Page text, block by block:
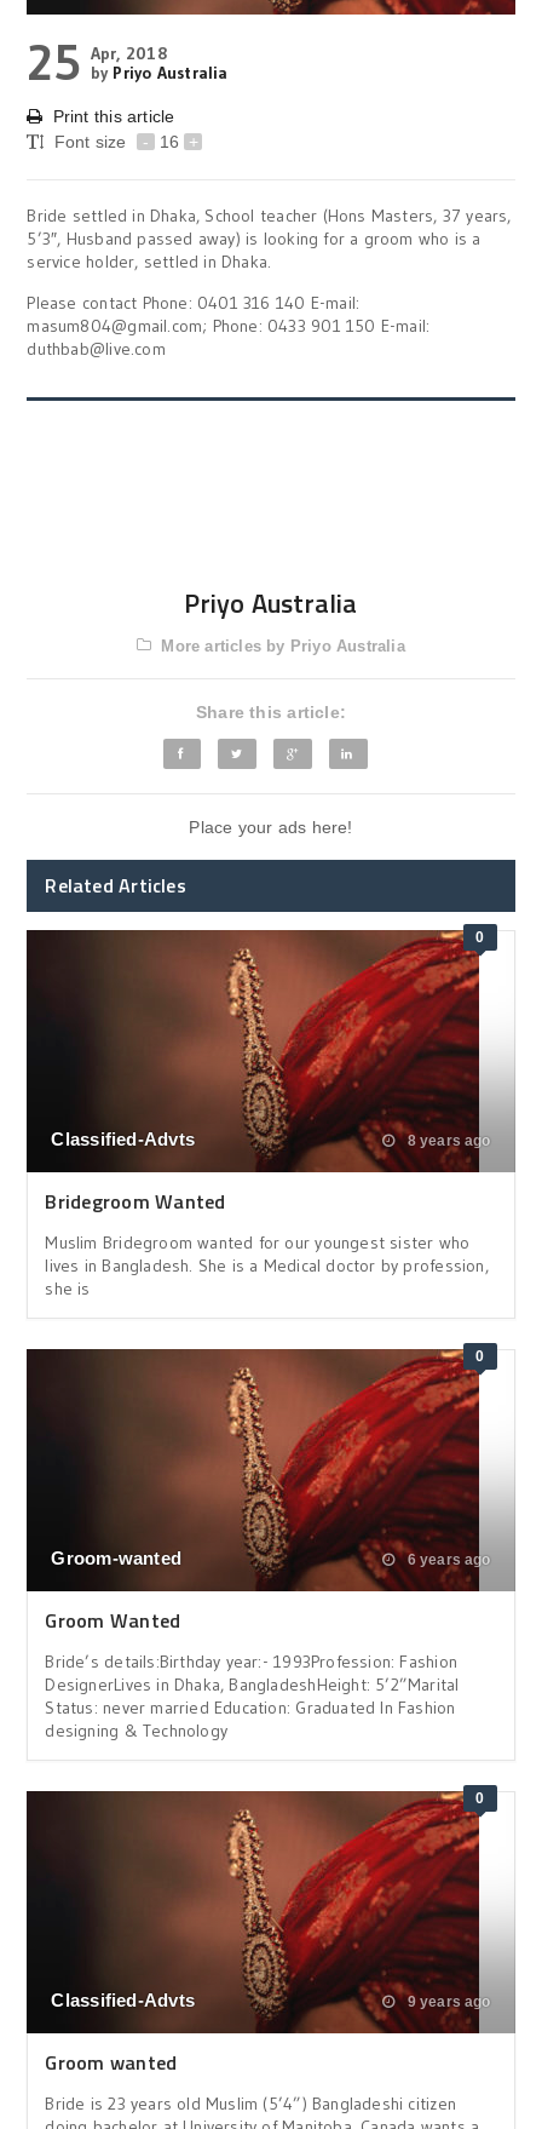
25 Apr, 2018
by Priyo Australia
Print this article
Font size
- 16 +
Bride settled in Dhaka, School teacher (Hons Masters, 37 years,
5’3″, Husband passed away) is looking for a groom who is a
service holder, settled in Dhaka.
Please contact Phone: 0401 316 140 E-mail:
masum804@gmail.com; Phone: 0433 901 150 E-mail:
duthbab@live.com
Priyo Australia
More articles by Priyo Australia
Share this article:
Place your ads here!
Related Articles
0
Classified-Advts 8 years ago
Bridegroom Wanted
Muslim Bridegroom wanted for our youngest sister who
lives in Bangladesh. She is a Medical doctor by profession,
she is
0
Groom-wanted 6 years ago
Groom Wanted
Bride’s details:Birthday year:- 1993Profession: Fashion
DesignerLives in Dhaka, BangladeshHeight: 5’2”Marital
Status: never married Education: Graduated In Fashion
designing & Technology
0
Classified-Advts 9 years ago
Groom wanted
Bride is 23 years old Muslim (5’4”) Bangladeshi citizen